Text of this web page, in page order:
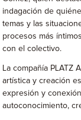
indagación de
temas y las
procesos más
con el colectivo.
La compañía
artística y creación
expresión y
autoconocimiento,